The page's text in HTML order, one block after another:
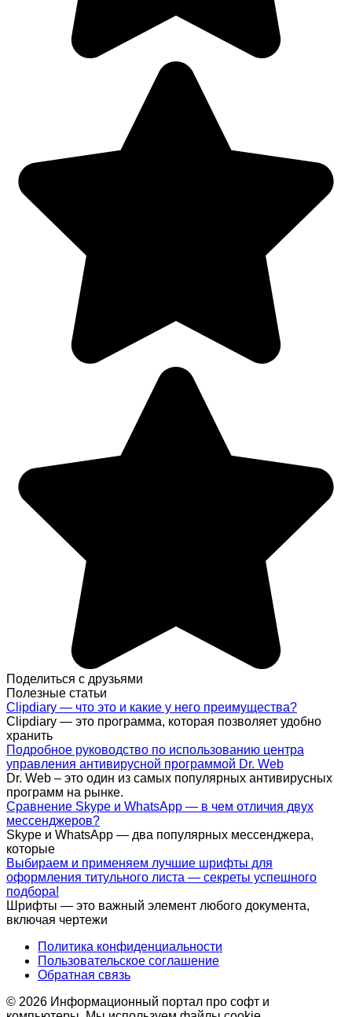
Поделиться с друзьями
Полезные статьи
Clipdiary — что это и какие у него преимущества?
Clipdiary — это программа, которая позволяет удобно
хранить
Подробное руководство по использованию центра
управления антивирусной программой Dr. Web
Dr. Web – это один из самых популярных антивирусных
программ на рынке.
Сравнение Skype и WhatsApp — в чем отличия двух
мессенджеров?
Skype и WhatsApp — два популярных мессенджера,
которые
Выбираем и применяем лучшие шрифты для
оформления титульного листа — секреты успешного
подбора!
Шрифты — это важный элемент любого документа,
включая чертежи
Политика конфиденциальности
Пользовательское соглашение
Обратная связь
© 2026 Информационный портал про софт и